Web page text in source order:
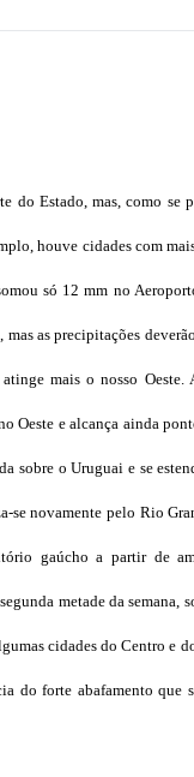
do Estado, mas, como
houve cidades com
só 12 mm no
as precipitações
mais o nosso Oeste.
Oeste e alcança ainda
sobre o Uruguai e se
se novamente pelo Rio
gaúcho a partir de
metade da semana,
cidades do Centro e
do forte abafamento que